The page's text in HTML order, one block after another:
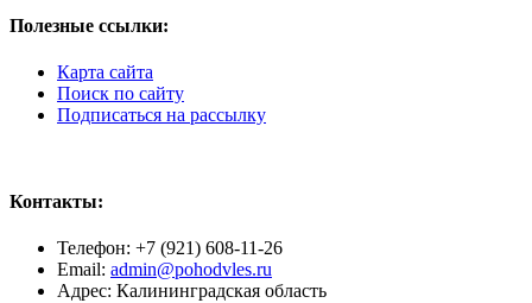
Полезные ссылки:
Карта сайта
Поиск по сайту
Подписаться на рассылку
Контакты:
Телефон: +7 (921) 608-11-26
Email: admin@pohodvles.ru
Адрес: Калининградская область